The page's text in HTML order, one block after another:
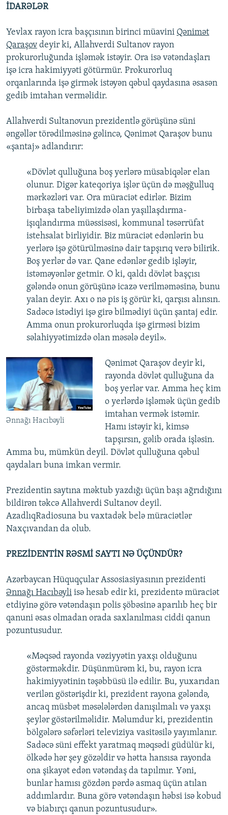
İDARƏLƏR
Yevlax rayon icra başçısının birinci müavini Qənimət
Qaraşov deyir ki, Allahverdi Sultanov rayon
prokurorluğunda işləmək istəyir. Ora isə vətəndaşları
işə icra hakimiyyəti götürmür. Prokurorluq
orqanlarında işə girmək istəyən qəbul qaydasına əsasən
gedib imtahan verməlidir.
Allahverdi Sultanovun prezidentlə görüşünə süni
əngəllər törədilməsinə gəlincə, Qənimət Qaraşov bunu
«şantaj» adlandırır:
«Dövlət qulluğuna boş yerlərə müsabiqələr elan
olunur. Digər kateqoriya işlər üçün də məşğulluq
mərkəzləri var. Ora müraciət edirlər. Bizim
birbaşa tabeliyimizdə olan yaşıllaşdırma-
işıqlandırma müəssisəsi, kommunal təsərrüfat
istehsalat birliyidir. Biz müraciət edənlərin bu
yerlərə işə götürülməsinə dair tapşırıq verə bilirik.
Boş yerlər də var. Qane edənlər gedib işləyir,
istəməyənlər getmir. O ki, qaldı dövlət başçısı
gələndə onun görüşünə icazə verilməməsinə, bunu
yalan deyir. Axı o nə pis iş görür ki, qarşısı alınsın.
Sadəcə istədiyi işə girə bilmədiyi üçün şantaj edir.
Amma onun prokurorluqda işə girməsi bizim
səlahiyyətimizdə olan məsələ deyil».
Ənnağı Hacıbəyli
Qənimət Qaraşov deyir ki,
rayonda dövlət qulluğuna da
boş yerlər var. Amma heç kim
o yerlərdə işləmək üçün gedib
imtahan vermək istəmir.
Hamı istəyir ki, kimsə
tapşırsın, gəlib orada işləsin.
Amma bu, mümkün deyil. Dövlət qulluğuna qəbul
qaydaları buna imkan vermir.
Prezidentin saytına məktub yazdığı üçün başı ağrıdığını
bildirən təkcə Allahverdi Sultanov deyil.
AzadlıqRadiosuna bu vaxtadək belə müraciətlər
Naxçıvandan da olub.
PREZİDENTİN RƏSMİ SAYTI NƏ ÜÇÜNDÜR?
Azərbaycan Hüquqçular Assosiasiyasının prezidenti
Ənnağı Hacıbəyli isə hesab edir ki, prezidentə müraciət
etdiyinə görə vətəndaşın polis şöbəsinə aparılıb heç bir
qanuni əsas olmadan orada saxlanılması ciddi qanun
pozuntusudur.
«Məqsəd rayonda vəziyyətin yaxşı olduğunu
göstərməkdir. Düşünmürəm ki, bu, rayon icra
hakimiyyətinin təşəbbüsü ilə edilir. Bu, yuxarıdan
verilən göstərişdir ki, prezident rayona gələndə,
ancaq müsbət məsələlərdən danışılmalı və yaxşı
şeylər göstərilməlidir. Məlumdur ki, prezidentin
bölgələrə səfərləri televiziya vasitəsilə yayımlanır.
Sadəcə süni effekt yaratmaq məqsədi güdülür ki,
ölkədə hər şey gözəldir və hətta hansısa rayonda
ona şikayət edən vətəndaş da tapılmır. Yəni,
bunlar hamısı gözdən pərdə asmaq üçün atılan
addımlardır. Buna görə vətəndaşın həbsi isə kobud
və biabırçı qanun pozuntusudur».